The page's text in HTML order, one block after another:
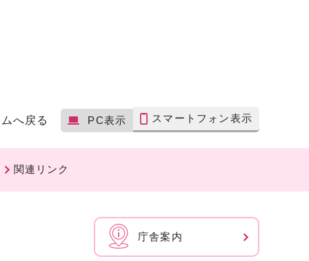
へ戻る PC表示 スマートフォン表示
関連リンク
庁舎案内